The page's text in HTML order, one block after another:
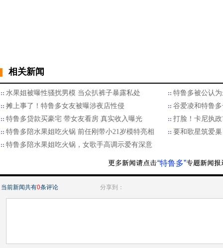
相关新闻
水果姐被曝性骚扰男模 当众扒裤子暴露私处
特鲁多被公认
摊上事了！特鲁多女友被曝涉夜店性侵
谷爱凌和特鲁
特鲁多贷款买豪宅 带女友看房 真实收入曝光
打脸！卡尼执
特鲁多陪水果姐吃火锅 前任刚带小21岁模特亮相
要和歌星筑爱
特鲁多陪水果姐吃火锅，女歌手高调示爱有深意
“特鲁多”
当前新闻共有0条评论 分享到：